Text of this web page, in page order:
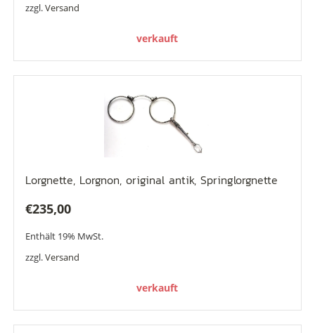
zzgl.Versand
verkauft
Lorgnette, Lorgnon, original antik, Springlorgnette
€235,00
Enthält 19% MwSt.
zzgl.Versand
verkauft